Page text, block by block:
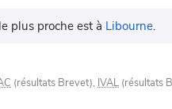
plus proche est à Libourne.
(résultats Brevet), IVAL (résultats